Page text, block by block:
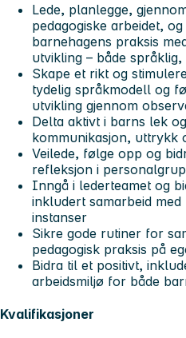
Lede, planlegge,
pedagogiske arbeidet,
barnehagens praksis
utvikling – både
Skape et rikt og
tydelig språkmodell og
utvikling gjennom
Delta aktivt i barns lek
kommunikasjon, uttrykk
Veilede, følge opp og
refleksjon i
Inngå i lederteamet og
inkludert samarbeid
instanser
Sikre gode rutiner for
pedagogisk praksis på
Bidra til et positivt,
arbeidsmiljø for både
Kvalifikasjoner